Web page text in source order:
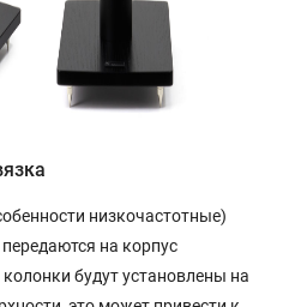
низкочастотные)
на корпус
будут установлены на